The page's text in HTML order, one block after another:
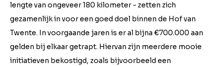
lengte van ongeveer 180 kilometer - zetten zich
gezamenlijk in voor een goed doel binnen de Hof van
Twente. In voorgaande jaren is er al bijna €700.000 aan
gelden bij elkaar getrapt. Hiervan zijn meerdere mooie
initiatieven bekostigd, zoals bijvoorbeeld een